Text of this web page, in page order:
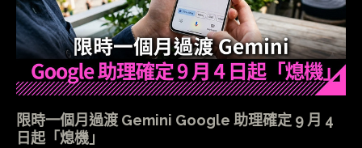
限時一個月過渡 Gemini Google 助理確定 9 月 4
日起「熄機」